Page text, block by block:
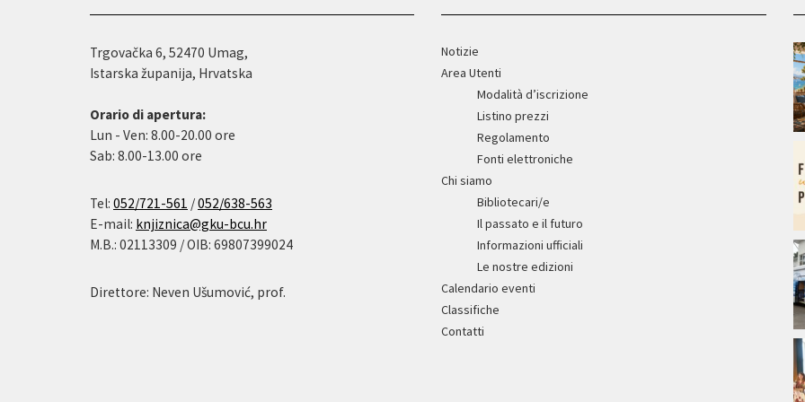
Trgovačka 6, 52470 Umag,
Istarska županija, Hrvatska
Orario di apertura:
Lun - Ven: 8.00-20.00 ore
Sab: 8.00-13.00 ore
Tel: 052/721-561 /052/638-563
E-mail: knjiznica@gku-bcu.hr
M.B.: 02113309 / OIB: 69807399024
Direttore: Neven Ušumović, prof.
Notizie
Area Utenti
Modalità d’iscrizione
Listino prezzi
Regolamento
Fonti elettroniche
Chi siamo
Bibliotecari/e
Il passato e il futuro
Informazioni ufficiali
Le nostre edizioni
Calendario eventi
Classifiche
Contatti